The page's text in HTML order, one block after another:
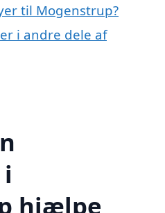
til Mogenstrup?
i andre dele af
hjælpe